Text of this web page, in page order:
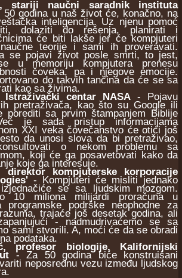
stariji naučni saradnik instituta
50 godina u naš život će, konačno, na
inteligencija. Uz njenu pomoć
dolaziti do rešenja, planirati i
će biti lakše jer će kompjuteri
teorije i sami ih proveravati.
se pojavi život posle smrti, to jest,
u memoriju kompjutera prenesu
čoveka, pa i njegove emocije.
do takvih tančina da će se sa
kao sa živima.
Istraživački centar NASA - Pojavu
pretraživača, kao što su Google ili
porediti sa prvim štampanjem Biblije
je sada pristup informacijama
XXI veka čovečanstvo će otići još
da unosi slova da bi pretraživao,
o nekom problemu sa
koji će ga posavetovati kako da
koje ga interesuje.
direktor kompjuterske korporacije
- Kompjuteri će misliti jednako
se sa ljudskim mozgom.
10 miliona milijardi proračuna u
programske podrške neophodne za
trajaće još desetak godina, ali
- nadmudrivaćemo se sa
sami stvorili. A, moći će da se obradi
podataka.
profesor biologije, Kalifornijski
- Za 50 godina biće konstruisani
neposrednu vezu između ljudskog